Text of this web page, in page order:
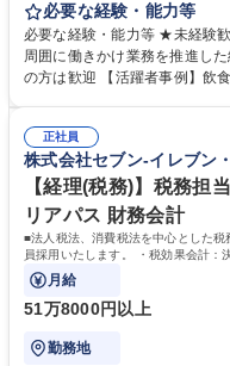
ナー様が経営するコンビニエ
を担います。定量データに基づく
例】商圏分析、競合調査、売
売場作りアドバイス、個店行
オーナー様の方針もふまえた個
集職種 【★】【福島】店舗経
セリング
必要な経験・能力等
必要な経験・能力等 ★未経験
周囲に働きかけ業務を推進し
の方は歓迎 【活躍者事例】飲食店店員,アパレル販売員,携帯販売員,施工管
あります。 ・ＯＦＣ職限定、
は有り ・育児や介護等にて、
短時間で働く制度 学歴・資格 学歴：大学院 大学 高専 短大 専修学校 高校
語学力： 資格：第一種運転免
正社員
株式会社セブン-イレブン
【経理(税務)】税務担
リアパス 財務会計
■法人税法、消費税法を中心とした
員採用いたします。 ・税効果会計：
月給
51万8000円以上
勤務地